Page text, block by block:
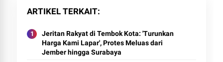
ARTIKEL TERKAIT
Jeritan Rakyat di Tembok Kota: 'Turunkan
Harga Kami Lapar', Protes Meluas dari
Jember hingga Surabaya